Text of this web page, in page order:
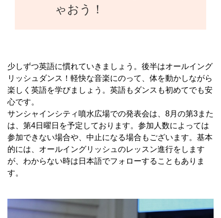
ゃおう！
少しずつ英語に慣れていきましょう。後半はオールイング
リッシュダンス！軽快な音楽にのって、体を動かしながら
楽しく英語を学びましょう。英語もダンスも初めてでも安
心です。
サンシャインシティ噴水広場での発表会は、8月の第3また
は、第4日曜日を予定しております。参加人数によっては
参加できない場合や、中止になる場合もございます。基本
的には、オールイングリッシュのレッスン進行をします
が、わからない時は日本語でフォローすることもありま
す。